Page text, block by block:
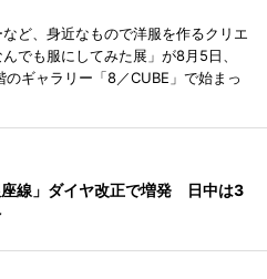
ど、身近なもので洋服を作るクリエ
でも服にしてみた展」が8月5日、
ギャラリー「8／CUBE」で始まっ
線」ダイヤ改正で増発 日中は3